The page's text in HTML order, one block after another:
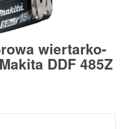
wiertarko-
DDF 485Z